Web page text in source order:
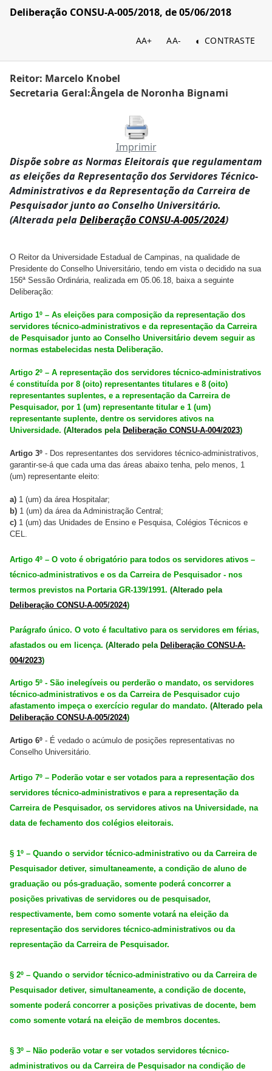
Deliberação CONSU-A-005/2018, de 05/06/2018
AA+ AA- CONTRASTE
Reitor: Marcelo Knobel
Secretaria Geral:Ângela de Noronha Bignami
Imprimir
Dispõe sobre as Normas Eleitorais que regulamentam
as eleições da Representação dos Servidores Técnico-
Administrativos e da Representação da Carreira de
Pesquisador junto ao Conselho Universitário.
(Alterada pelaDeliberação CONSU-A-005/2024)
O Reitor da Universidade Estadual de Campinas, na qualidade de
Presidente do Conselho Universitário, tendo em vista o decidido na sua
156ª Sessão Ordinária, realizada em 05.06.18, baixa a seguinte
Deliberação:
Artigo 1º – As eleições para composição da representação dos
servidores técnico-administrativos e da representação da Carreira
de Pesquisador junto ao Conselho Universitário devem seguir as
normas estabelecidas nesta Deliberação.
Artigo 2º – A representação dos servidores técnico-administrativos
é constituída por 8 (oito) representantes titulares e 8 (oito)
representantes suplentes, e a representação da Carreira de
Pesquisador, por 1 (um) representante titular e 1 (um)
representante suplente, dentre os servidores ativos na
Universidade. (Alterados pela Deliberação CONSU-A-004/2023)
Artigo 3º - Dos representantes dos servidores técnico-administrativos,
garantir-se-á que cada uma das áreas abaixo tenha, pelo menos, 1
(um) representante eleito:
a) 1 (um) da área Hospitalar;
b) 1 (um) da área da Administração Central;
c) 1 (um) das Unidades de Ensino e Pesquisa, Colégios Técnicos e
CEL.
Artigo 4º – O voto é obrigatório para todos os servidores ativos –
técnico-administrativos e os da Carreira de Pesquisador - nos
termos previstos na Portaria GR-139/1991. (Alterado pela
Deliberação CONSU-A-005/2024)
Parágrafo único. O voto é facultativo para os servidores em férias,
afastados ou em licença. (Alterado pela Deliberação CONSU-A-
004/2023)
Artigo 5º - São inelegíveis ou perderão o mandato, os servidores
técnico-administrativos e os da Carreira de Pesquisador cujo
afastamento impeça o exercício regular do mandato. (Alterado pela
Deliberação CONSU-A-005/2024)
Artigo 6º - É vedado o acúmulo de posições representativas no
Conselho Universitário.
Artigo 7º – Poderão votar e ser votados para a representação dos
servidores técnico-administrativos e para a representação da
Carreira de Pesquisador, os servidores ativos na Universidade, na
data de fechamento dos colégios eleitorais.
§ 1º – Quando o servidor técnico-administrativo ou da Carreira de
Pesquisador detiver, simultaneamente, a condição de aluno de
graduação ou pós-graduação, somente poderá concorrer a
posições privativas de servidores ou de pesquisador,
respectivamente, bem como somente votará na eleição da
representação dos servidores técnico-administrativos ou da
representação da Carreira de Pesquisador.
§ 2º – Quando o servidor técnico-administrativo ou da Carreira de
Pesquisador detiver, simultaneamente, a condição de docente,
somente poderá concorrer a posições privativas de docente, bem
como somente votará na eleição de membros docentes.
§ 3º – Não poderão votar e ser votados servidores técnico-
administrativos ou da Carreira de Pesquisador na condição de